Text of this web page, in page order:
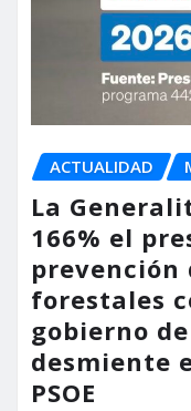
ACTUALIDAD
La
166% el
prevención
forestales
gobierno
desmiente
PSOE